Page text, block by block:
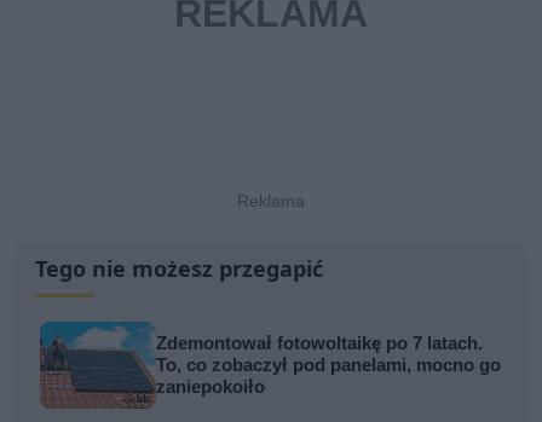
Tego nie możesz przegapić
Zdemontował fotowoltaikę po 7 latach.
To, co zobaczył pod panelami, mocno go
zaniepokoiło